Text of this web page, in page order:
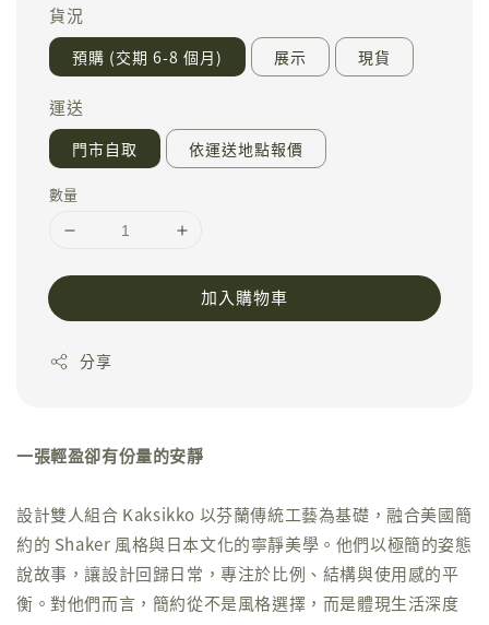
貨況
預購 (交期 6-8 個月) 展示 現貨
運送
門市自取 依運送地點報價
數量
加入購物車
分享
一張輕盈卻有份量的安靜
設計雙人組合 Kaksikko 以芬蘭傳統工藝為基礎，融合美國簡
約的 Shaker 風格與日本文化的寧靜美學。他們以極簡的姿態
說故事，讓設計回歸日常，專注於比例、結構與使用感的平
衡。對他們而言，簡約從不是風格選擇，而是體現生活深度